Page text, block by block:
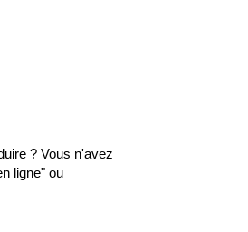
? Vous n'avez
ligne" ou